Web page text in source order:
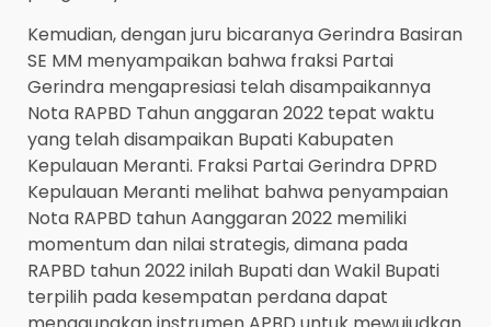
Kemudian, dengan juru bicaranya Gerindra Basiran
SE MM menyampaikan bahwa fraksi Partai
Gerindra mengapresiasi telah disampaikannya
Nota RAPBD Tahun anggaran 2022 tepat waktu
yang telah disampaikan Bupati Kabupaten
Kepulauan Meranti. Fraksi Partai Gerindra DPRD
Kepulauan Meranti melihat bahwa penyampaian
Nota RAPBD tahun Aanggaran 2022 memiliki
momentum dan nilai strategis, dimana pada
RAPBD tahun 2022 inilah Bupati dan Wakil Bupati
terpilih pada kesempatan perdana dapat